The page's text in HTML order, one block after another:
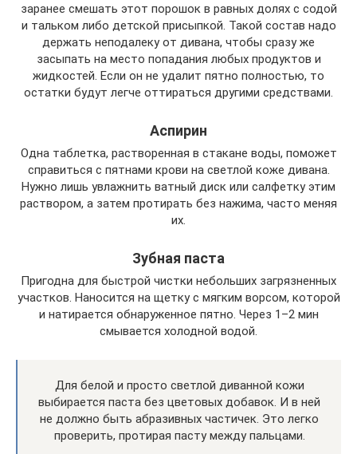
заранее смешать этот порошок в равных долях с содой
и тальком либо детской присыпкой. Такой состав надо
держать неподалеку от дивана, чтобы сразу же
засыпать на место попадания любых продуктов и
жидкостей. Если он не удалит пятно полностью, то
остатки будут легче оттираться другими средствами.
Аспирин
Одна таблетка, растворенная в стакане воды, поможет
справиться с пятнами крови на светлой коже дивана.
Нужно лишь увлажнить ватный диск или салфетку этим
раствором, а затем протирать без нажима, часто меняя
их.
Зубная паста
Пригодна для быстрой чистки небольших загрязненных
участков. Наносится на щетку с мягким ворсом, которой
и натирается обнаруженное пятно. Через 1–2 мин
смывается холодной водой.
Для белой и просто светлой диванной кожи
выбирается паста без цветовых добавок. И в ней
не должно быть абразивных частичек. Это легко
проверить, протирая пасту между пальцами.